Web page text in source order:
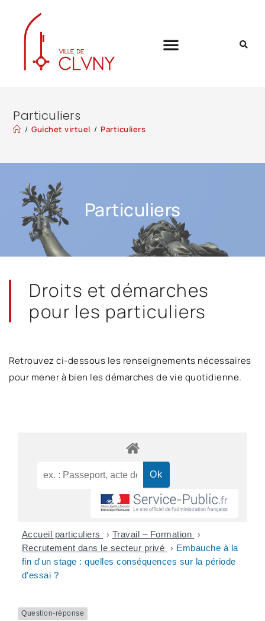
Particuliers
/ Guichet virtuel / Particuliers
Particuliers
Droits et démarches
pour les particuliers
Retrouvez ci-dessous les renseignements nécessaires
pour mener à bien les démarches de vie quotidienne.
Accueil particuliers > Travail – Formation >
Recrutement dans le secteur privé > Embauche à la
fin d'un stage : quelles conséquences sur la période
d'essai ?
Question-réponse